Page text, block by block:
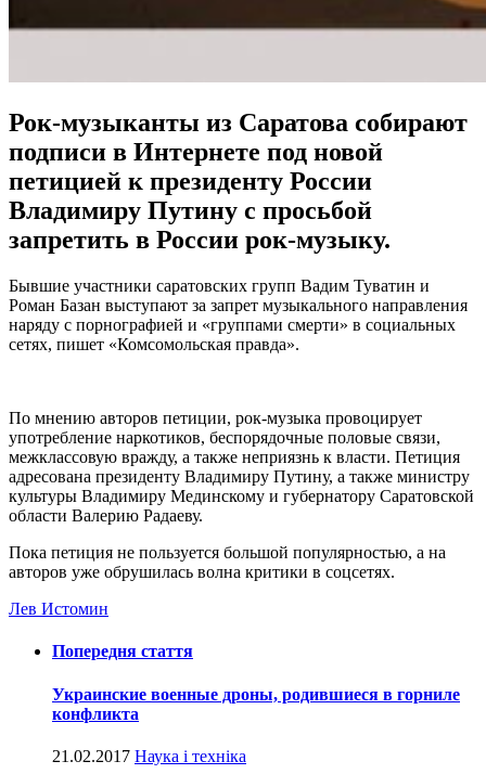
Рок-музыканты из Саратова собирают
подписи в Интернете под новой
петицией к президенту России
Владимиру Путину с просьбой
запретить в России рок-музыку.
Бывшие участники саратовских групп Вадим Туватин и
Роман Базан выступают за запрет музыкального направления
наряду с порнографией и «группами смерти» в социальных
сетях, пишет «Комсомольская правда».
По мнению авторов петиции, рок-музыка провоцирует
употребление наркотиков, беспорядочные половые связи,
межклассовую вражду, а также неприязнь к власти. Петиция
адресована президенту Владимиру Путину, а также министру
культуры Владимиру Мединскому и губернатору Саратовской
области Валерию Радаеву.
Пока петиция не пользуется большой популярностью, а на
авторов уже обрушилась волна критики в соцсетях.
Лев Истомин
Попередня стаття
Украинские военные дроны, родившиеся в горниле
конфликта
21.02.2017 Наука і техніка